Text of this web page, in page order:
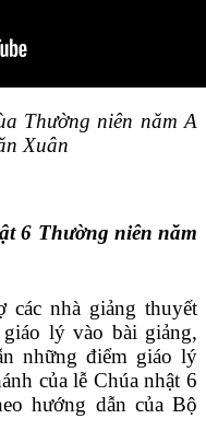
Thường niên năm A
Xuân
6 Thường niên năm
nhà giảng thuyết
lý vào bài giảng,
những điểm giáo lý
của lễ Chúa nhật 6
hướng dẫn của Bộ